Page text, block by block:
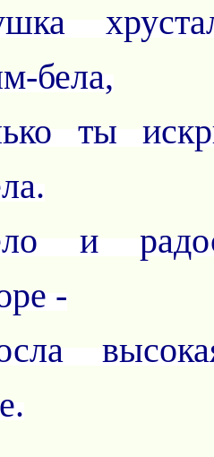
бела,
ты
и
-